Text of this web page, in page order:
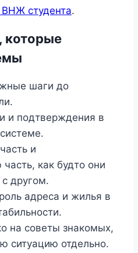
студента.
которые
шаги до
и подтверждения в
и
как будто они
другом.
адреса и жилья в
на советы знакомых,
ситуацию отдельно.